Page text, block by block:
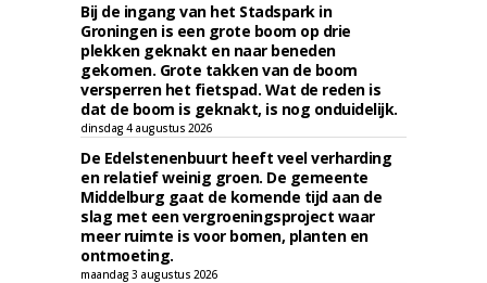
Bij de ingang van het Stadspark in
Groningen is een grote boom op drie
plekken geknakt en naar beneden
gekomen. Grote takken van de boom
versperren het fietspad. Wat de reden is
dat de boom is geknakt, is nog onduidelijk.
dinsdag 4 augustus 2026
De Edelstenenbuurt heeft veel verharding
en relatief weinig groen. De gemeente
Middelburg gaat de komende tijd aan de
slag met een vergroeningsproject waar
meer ruimte is voor bomen, planten en
ontmoeting.
maandag 3 augustus 2026